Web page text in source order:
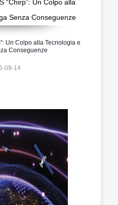
Un Colpo alla Tecnologia e
Conseguenze
09-14